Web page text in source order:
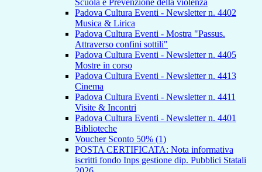
Scuola e Prevenzione della violenza
Padova Cultura Eventi - Newsletter n. 4402
Musica & Lirica
Padova Cultura Eventi - Mostra "Passus.
Attraverso confini sottili"
Padova Cultura Eventi - Newsletter n. 4405
Mostre in corso
Padova Cultura Eventi - Newsletter n. 4413
Cinema
Padova Cultura Eventi - Newsletter n. 4411
Visite & Incontri
Padova Cultura Eventi - Newsletter n. 4401
Biblioteche
Voucher Sconto 50% (1)
POSTA CERTIFICATA: Nota informativa
iscritti fondo Inps gestione dip. Pubblici Statali